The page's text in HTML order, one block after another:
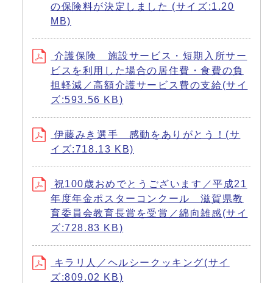
の保険料が決定しました (サイズ:1.20
MB)
介護保険 施設サービス・短期入所サー
ビスを利用した場合の居住費・食費の負
担軽減／高額介護サービス費の支給(サイ
ズ:593.56 KB)
伊藤みき選手 感動をありがとう！(サ
イズ:718.13 KB)
祝100歳おめでとうございます／平成21
年度年金ポスターコンクール 滋賀県教
育委員会教育長賞を受賞／綿向雑感(サイ
ズ:728.83 KB)
キラリ人／ヘルシークッキング(サイ
ズ:809.02 KB)